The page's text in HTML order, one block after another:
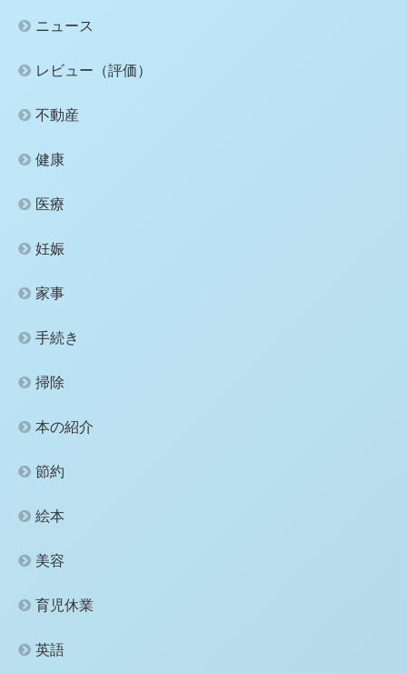
ニュース
レビュー（評価）
不動産
健康
医療
妊娠
家事
手続き
掃除
本の紹介
節約
絵本
美容
育児休業
英語